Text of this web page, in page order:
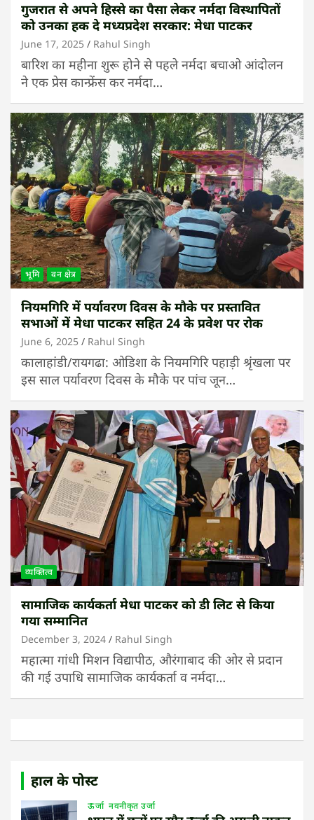
गुजरात से अपने हिस्से का पैसा लेकर नर्मदा विस्थापितों
को उनका हक दे मध्यप्रदेश सरकार: मेधा पाटकर
June 17, 2025 Rahul Singh
बारिश का महीना शुरू होने से पहले नर्मदा बचाओ आंदोलन
ने एक प्रेस कान्फ्रेंस कर नर्मदा…
भूमि वन क्षेत्र
नियमगिरि में पर्यावरण दिवस के मौके पर प्रस्तावित
सभाओं में मेधा पाटकर सहित 24 के प्रवेश पर रोक
June 6, 2025 Rahul Singh
कालाहांडी/रायगढा: ओडिशा के नियमगिरि पहाड़ी श्रृंखला पर
इस साल पर्यावरण दिवस के मौके पर पांच जून…
व्यक्तित्व
सामाजिक कार्यकर्ता मेधा पाटकर को डी लिट से किया
गया सम्मानित
December 3, 2024 Rahul Singh
महात्मा गांधी मिशन विद्यापीठ, औरंगाबाद की ओर से प्रदान
की गई उपाधि सामाजिक कार्यकर्ता व नर्मदा…
हाल के पोस्ट
ऊर्जा नवनीकृत उर्जा